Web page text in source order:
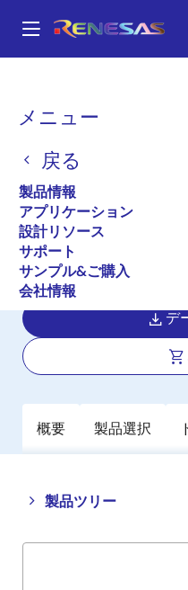
ン
メニュー
戻る
製品情報
アプリケーション
設計リソース
サポート
サンプル&ご購入
会社情報
パ
く
ず
ISL3159E
ISL3159E
アクティブ
±15kV ESD
40Mbps, 5V,
RS-485/RS-422
デ
概要 製品選択
製品ツリー
Close
tree
Open
tree